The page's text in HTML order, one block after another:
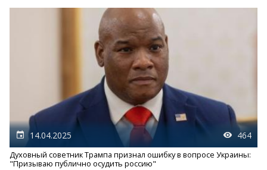
14.04.2025 464
Духовный советник Трампа признал ошибку в вопросе Украины:
"Призываю публично осудить россию"